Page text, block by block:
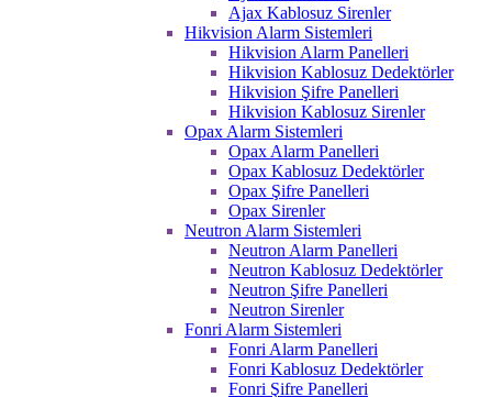
Ajax Kablosuz Sirenler
Hikvision Alarm Sistemleri
Hikvision Alarm Panelleri
Hikvision Kablosuz Dedektörler
Hikvision Şifre Panelleri
Hikvision Kablosuz Sirenler
Opax Alarm Sistemleri
Opax Alarm Panelleri
Opax Kablosuz Dedektörler
Opax Şifre Panelleri
Opax Sirenler
Neutron Alarm Sistemleri
Neutron Alarm Panelleri
Neutron Kablosuz Dedektörler
Neutron Şifre Panelleri
Neutron Sirenler
Fonri Alarm Sistemleri
Fonri Alarm Panelleri
Fonri Kablosuz Dedektörler
Fonri Şifre Panelleri